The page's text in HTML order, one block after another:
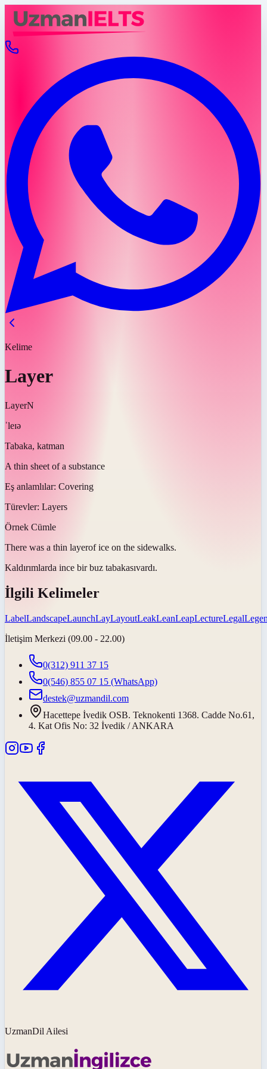
Kelime
Layer
LayerN
ˈleɪə
Tabaka, katman
A thin sheet of a substance
Eş anlamlılar: Covering
Türevler: Layers
Örnek Cümle
There was a thin layerof ice on the sidewalks.
Kaldırımlarda ince bir buz tabakasıvardı.
İlgili Kelimeler
LabelLandscapeLaunchLayLayoutLeakLeanLeapLectureLegal
İletişim Merkezi (09.00 - 22.00)
0(312) 911 37 15
0(546) 855 07 15 (WhatsApp)
destek@uzmandil.com
Hacettepe İvedik OSB. Teknokenti 1368. Cadde No.61,
4. Kat Ofis No: 32 İvedik / ANKARA
UzmanDil Ailesi